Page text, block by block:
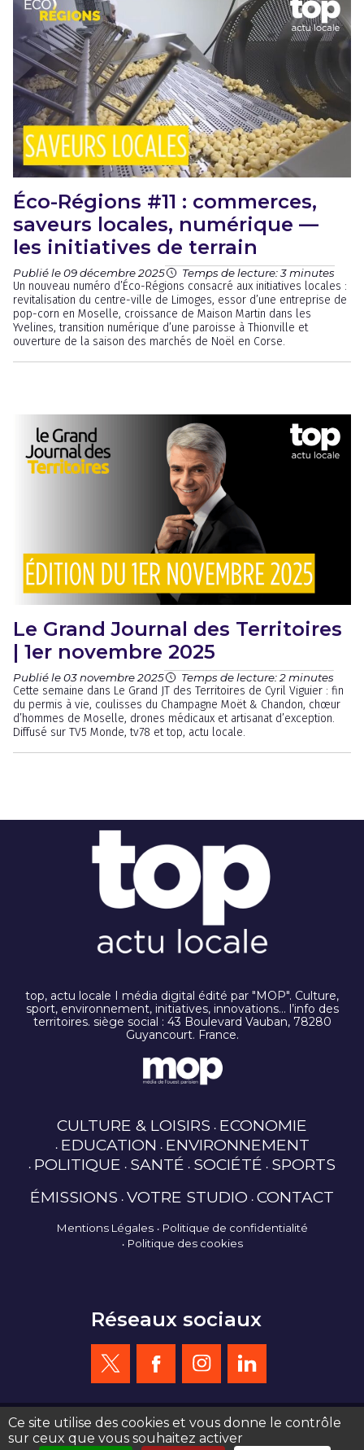
Éco-Régions #11 : commerces,
saveurs locales, numérique —
les initiatives de terrain
Publié le 09 décembre 2025 Temps de lecture: 3 minutes
Un nouveau numéro d’Éco-Régions consacré aux initiatives locales :
revitalisation du centre-ville de Limoges, essor d’une entreprise de
pop-corn en Moselle, croissance de Maison Martin dans les
Yvelines, transition numérique d’une paroisse à Thionville et
ouverture de la saison des marchés de Noël en Corse.
Le Grand Journal des Territoires
| 1er novembre 2025
Publié le 03 novembre 2025 Temps de lecture: 2 minutes
Cette semaine dans Le Grand JT des Territoires de Cyril Viguier : fin
du permis à vie, coulisses du Champagne Moët & Chandon, chœur
d’hommes de Moselle, drones médicaux et artisanat d’exception.
Diffusé sur TV5 Monde, tv78 et top, actu locale.
top, actu locale I média digital édité par "MOP". Culture,
sport, environnement, initiatives, innovations… l’info des
territoires. siège social : 43 Boulevard Vauban, 78280
Guyancourt. France.
CULTURE & LOISIRS ECONOMIE
EDUCATION ENVIRONNEMENT
POLITIQUE SANTÉ SOCIÉTÉ SPORTS
ÉMISSIONS VOTRE STUDIO CONTACT
Mentions Légales
Politique de confidentialité
Politique des cookies
Réseaux sociaux
création site web : agence de communication Serious Team 360°
Ce site utilise des cookies et vous donne le contrôle
sur ceux que vous souhaitez activer